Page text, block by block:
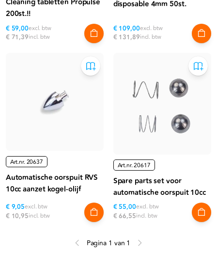
Cleaning tabletten Propulse
200st.!!
€ 59,00excl. btw
€ 71,39incl. btw
disposable 4mm 50st.
€ 109,00excl. btw
€ 131,89incl. btw
Art.nr.20637
Automatische oorspuit RVS
10cc aanzet kogel-olijf
€ 9,05excl. btw
€ 10,95incl. btw
Art.nr.20617
Spare parts set voor
automatische oorspuit 10cc
€ 55,00excl. btw
€ 66,55incl. btw
Pagina 1 van 1